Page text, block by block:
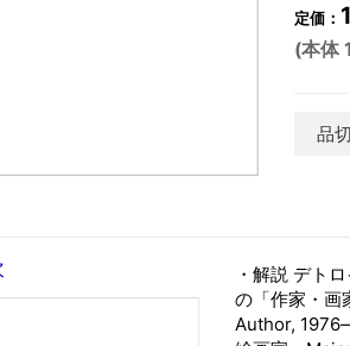
定価：
(本体
品切
・解説 デト
の「作家・画
Author,